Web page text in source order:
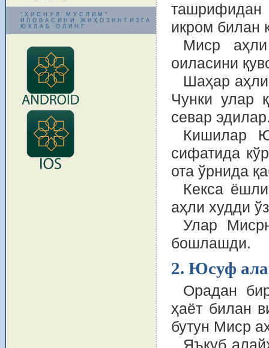
"ҲИСНУЛ МУСЛИМ"
ИЛОВАСИНИ ЖИҲОЗИНГИЗГА
ЮКЛАБ ОЛИНГ
икром билан
Миср аҳли
оиласини
Шаҳар аҳли
Чунки улар
севар
Кишилар
сифатида
ота ўрнида
Кекса
аҳли худди
Улар
бошлашди.
2. Юсуф
Орадан
ҳаёт билан
бутун Миср
Яъқуб